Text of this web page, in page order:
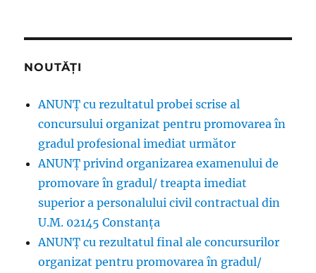
NOUTĂȚI
ANUNȚ cu rezultatul probei scrise al
concursului organizat pentru promovarea în
gradul profesional imediat următor
ANUNŢ privind organizarea examenului de
promovare în gradul/ treapta imediat
superior a personalului civil contractual din
U.M. 02145 Constanța
ANUNȚ cu rezultatul final ale concursurilor
organizat pentru promovarea în gradul/